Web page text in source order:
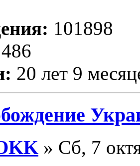
101898
486
20 лет 9
» Сб, 7